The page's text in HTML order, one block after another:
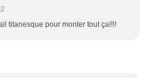
titanesque pour monter tout ça!!!!